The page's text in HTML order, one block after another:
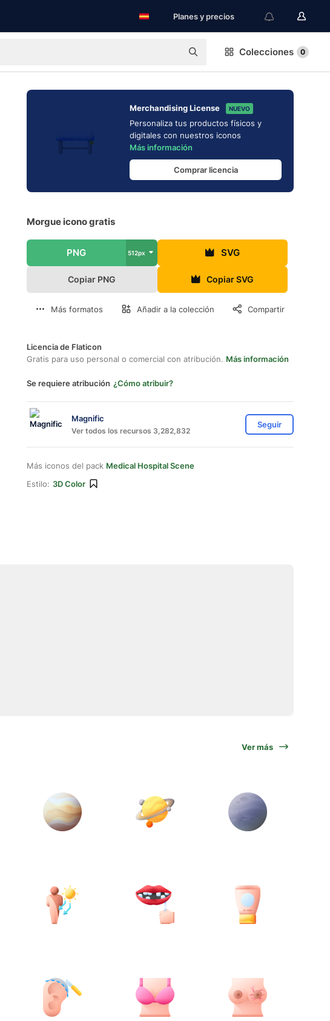
Planes y precios
Colecciones 0
Merchandising License NUEVO
Personaliza tus productos físicos y
digitales con nuestros iconos
Más información
Comprar licencia
Morgue icono gratis
PNG 512px SVG
Copiar PNG Copiar SVG
Más formatos Añadir a la colección Compartir
Licencia de Flaticon
Gratis para uso personal o comercial con atribución. Más información
Se requiere atribución ¿Cómo atribuir?
Magnific
Ver todos los recursos 3,282,832
Seguir
Más iconos del pack Medical Hospital Scene
Estilo: 3D Color
Ver más